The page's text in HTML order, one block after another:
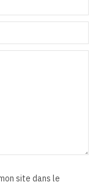
site dans le